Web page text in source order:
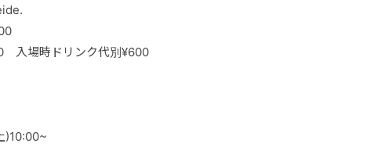
入場時ドリンク代別¥600